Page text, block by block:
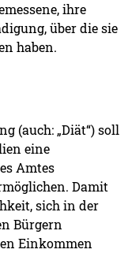
ihre
über die sie
haben.
(auch: „Diät“) soll
eine
Amtes
Damit
sich in der
Bürgern
Einkommen